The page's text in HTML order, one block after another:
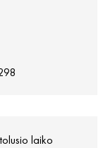
laiko